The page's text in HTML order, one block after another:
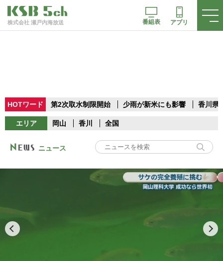
株式会社 瀬戸内海放送 番組表 アプリ
HOTワード 第2次取水制限開始 少雨が新米にも影響 香川県
エリア 岡山 香川 全国
ニュース